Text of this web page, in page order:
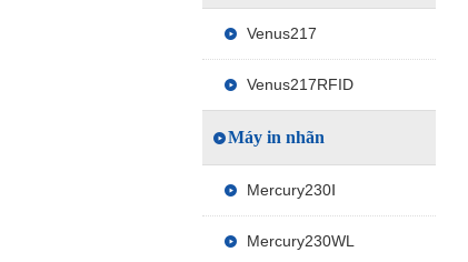
Venus217
Venus217RFID
Máy in nhãn
Mercury230Ⅰ
Mercury230WL